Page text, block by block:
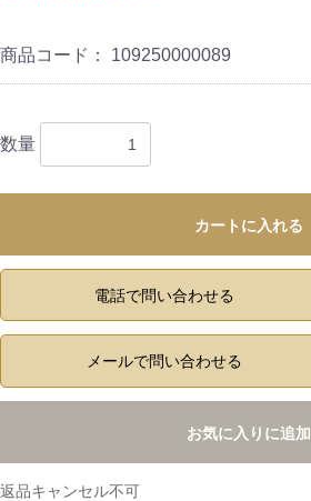
商品コード： 109250000089
数量
カートに入れる
電話で問い合わせる
メールで問い合わせる
お気に入りに追加
返品キャンセル不可